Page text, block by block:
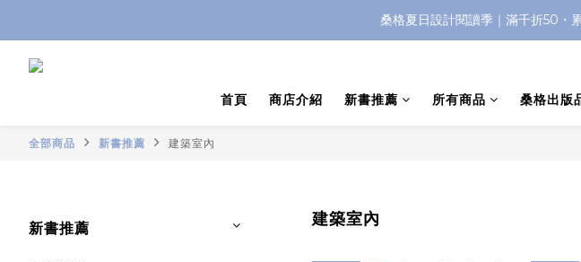
桑格夏日設計閱讀季｜滿千折50・
首頁 商店介紹 新書推薦 所有商品 桑格出版
全部商品 新書推薦 建築室內
新書推薦 建築室內